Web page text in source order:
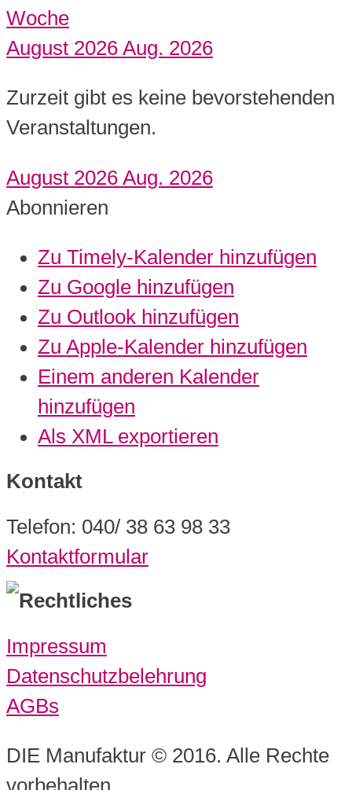
Woche
August 2026 Aug. 2026
Zurzeit gibt es keine bevorstehenden
Veranstaltungen.
August 2026 Aug. 2026
Abonnieren
Zu Timely-Kalender hinzufügen
Zu Google hinzufügen
Zu Outlook hinzufügen
Zu Apple-Kalender hinzufügen
Einem anderen Kalender
hinzufügen
Als XML exportieren
Kontakt
Telefon: 040/ 38 63 98 33
Kontaktformular
Rechtliches
Impressum
Datenschutzbelehrung
AGBs
DIE Manufaktur © 2016. Alle Rechte
vorbehalten.